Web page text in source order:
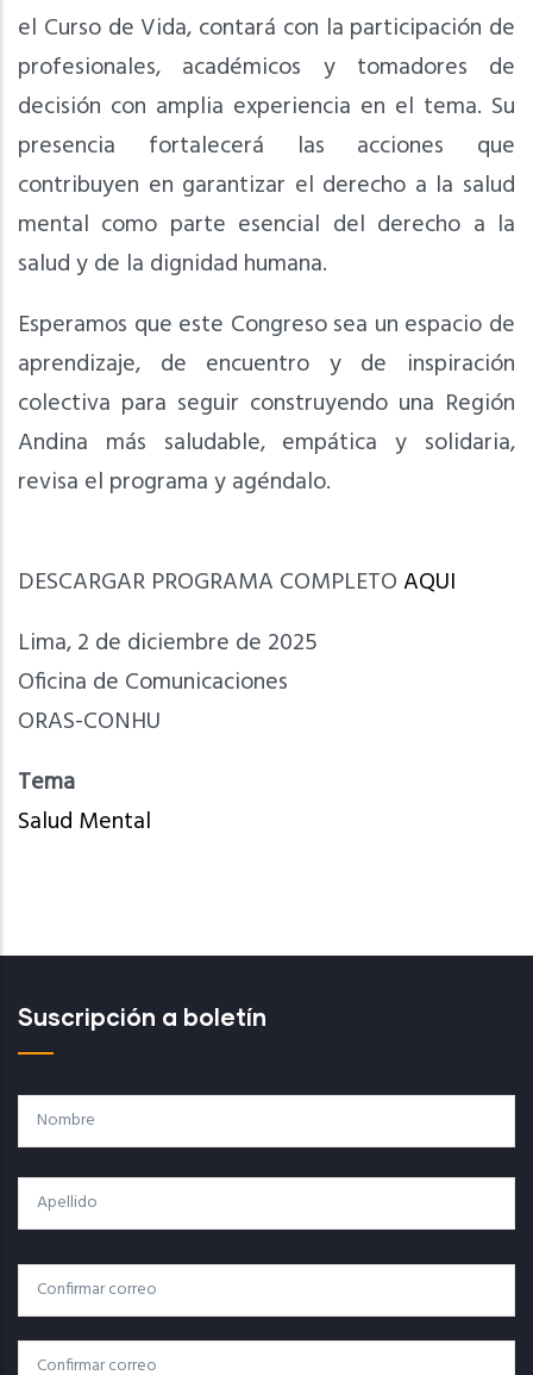
el Curso de Vida, contará con la participación de
profesionales, académicos y tomadores de
decisión con amplia experiencia en el tema. Su
presencia fortalecerá las acciones que
contribuyen en garantizar el derecho a la salud
mental como parte esencial del derecho a la
salud y de la dignidad humana.
Esperamos que este Congreso sea un espacio de
aprendizaje, de encuentro y de inspiración
colectiva para seguir construyendo una Región
Andina más saludable, empática y solidaria,
revisa el programa y agéndalo.
DESCARGAR PROGRAMA COMPLETOAQUI
Lima, 2 de diciembre de 2025
Oficina de Comunicaciones
ORAS-CONHU
Tema
Salud Mental
Suscripción a boletín
Nombre
Apellido
Correo
Electrónico
Correo Electrónico
Confirmar Correo